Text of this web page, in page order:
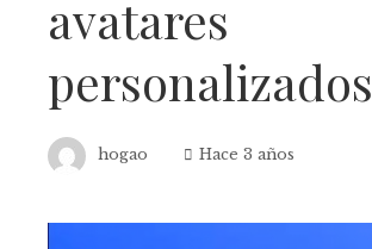
avatares
personalizados
hogao Hace 3 años